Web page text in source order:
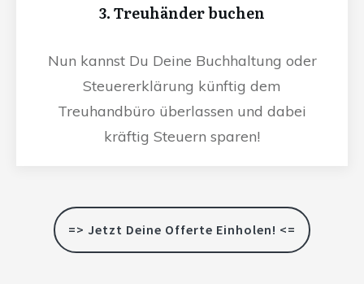
3. Treuhänder buchen
Nun kannst Du Deine Buchhaltung oder
Steuererklärung künftig dem
Treuhandbüro überlassen und dabei
kräftig Steuern sparen!
=> Jetzt Deine Offerte Einholen! <=